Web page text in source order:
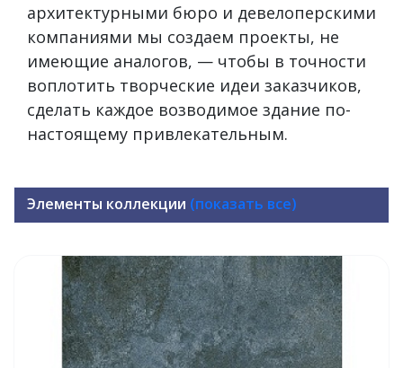
архитектурными бюро и девелоперскими
компаниями мы создаем проекты, не
имеющие аналогов, — чтобы в точности
воплотить творческие идеи заказчиков,
сделать каждое возводимое здание по-
настоящему привлекательным.
Элементы коллекции (показать все)